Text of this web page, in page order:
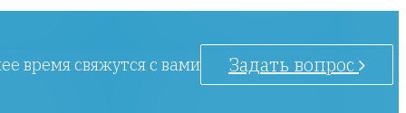
время свяжутся с вами Задать вопрос